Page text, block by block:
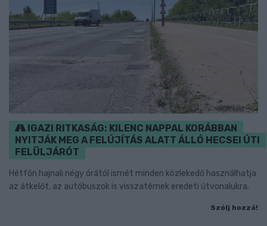
IGAZI RITKASÁG: KILENC NAPPAL KORÁBBAN
NYITJÁK MEG A FELÚJÍTÁS ALATT ÁLLÓ HECSEI ÚTI
FELÜLJÁRÓT
Hétfőn hajnali négy órától ismét minden közlekedő használhatja
az átkelőt, az autóbuszok is visszatérnek eredeti útvonalukra.
Szólj hozzá!